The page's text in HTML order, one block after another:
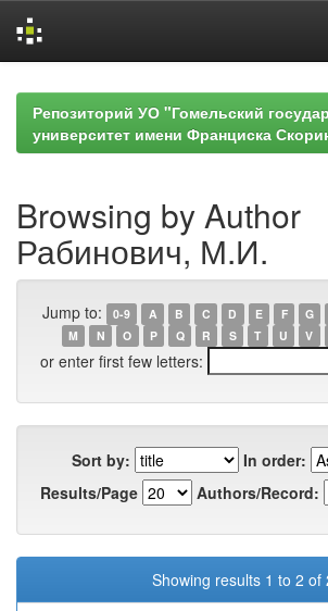
navigationРепозиторий УО "Гомельский
университет имени Франциска
Browsing by Author
Рабинович, М.И.
Jump to: 0-9 A B C D E F G
M
N O P Q R S T U V
or enter first few letters:
Sort by:
In order:
Results/Page
Authors/Record:
Showing results 1 to 2 of